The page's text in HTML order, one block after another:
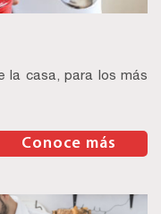
la casa, para los más
Conoce más